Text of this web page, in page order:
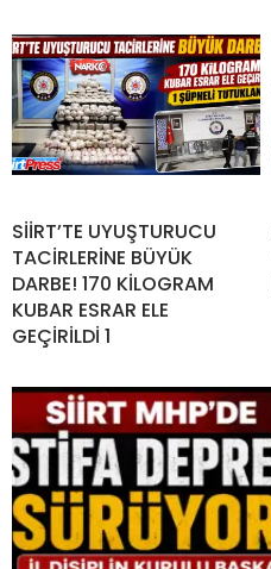
SİİRT’TE UYUŞTURUCU
TACİRLERİNE BÜYÜK
DARBE! 170 KİLOGRAM
KUBAR ESRAR ELE
GEÇİRİLDİ 1